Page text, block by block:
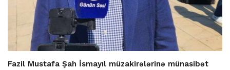
Fazil Mustafa Şah İsmayıl müzakirələrinə münasibət